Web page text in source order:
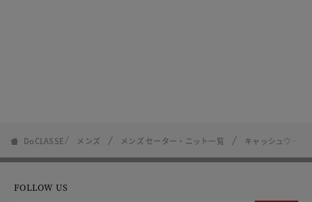
DoCLASSE メンズ メンズ セーター・ニット一覧 キャッシュウール
FOLLOW US